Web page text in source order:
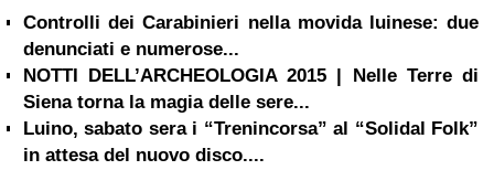
Controlli dei Carabinieri nella movida luinese: due
denunciati e numerose...
NOTTI DELL’ARCHEOLOGIA 2015 | Nelle Terre di
Siena torna la magia delle sere...
Luino, sabato sera i “Trenincorsa” al “Solidal Folk”
in attesa del nuovo disco....